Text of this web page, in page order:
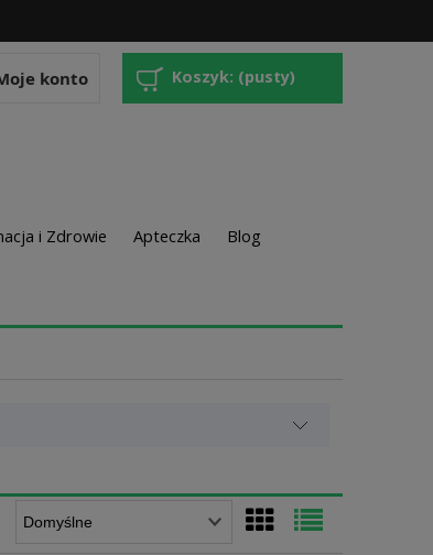
Koszyk: (pusty)
konto
i Zdrowie Apteczka Blog